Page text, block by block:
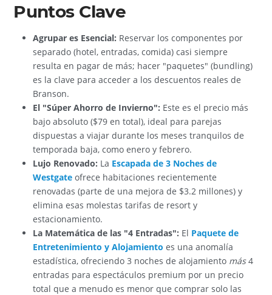
Puntos Clave
Agrupar es Esencial: Reservar los componentes por
separado (hotel, entradas, comida) casi siempre
resulta en pagar de más; hacer "paquetes" (bundling)
es la clave para acceder a los descuentos reales de
Branson.
El "Súper Ahorro de Invierno": Este es el precio más
bajo absoluto ($79 en total), ideal para parejas
dispuestas a viajar durante los meses tranquilos de
temporada baja, como enero y febrero.
Lujo Renovado: La Escapada de 3 Noches de
Westgate ofrece habitaciones recientemente
renovadas (parte de una mejora de $3.2 millones) y
elimina esas molestas tarifas de resort y
estacionamiento.
La Matemática de las "4 Entradas": El Paquete de
Entretenimiento y Alojamiento es una anomalía
estadística, ofreciendo 3 noches de alojamiento más4
entradas para espectáculos premium por un precio
total que a menudo es menor que comprar solo las